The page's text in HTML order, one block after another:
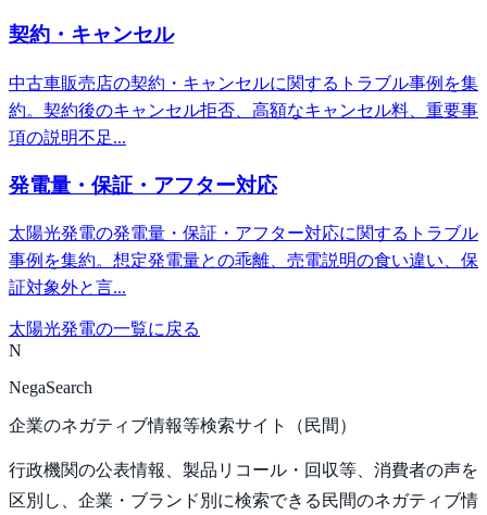
契約・キャンセル
中古車販売店の契約・キャンセルに関するトラブル事例を集
約。契約後のキャンセル拒否、高額なキャンセル料、重要事
項の説明不足...
発電量・保証・アフター対応
太陽光発電の発電量・保証・アフター対応に関するトラブル
事例を集約。想定発電量との乖離、売電説明の食い違い、保
証対象外と言...
太陽光発電の一覧に戻る
N
NegaSearch
企業のネガティブ情報等検索サイト（民間）
行政機関の公表情報、製品リコール・回収等、消費者の声を
区別し、企業・ブランド別に検索できる民間のネガティブ情